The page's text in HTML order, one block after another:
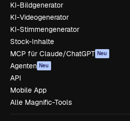
KI-Bildgenerator
KI-Videogenerator
KI-Stimmengenerator
Stock-Inhalte
MCP für Claude/ChatGPT Neu
Agenten Neu
API
Mobile App
Alle Magnific-Tools